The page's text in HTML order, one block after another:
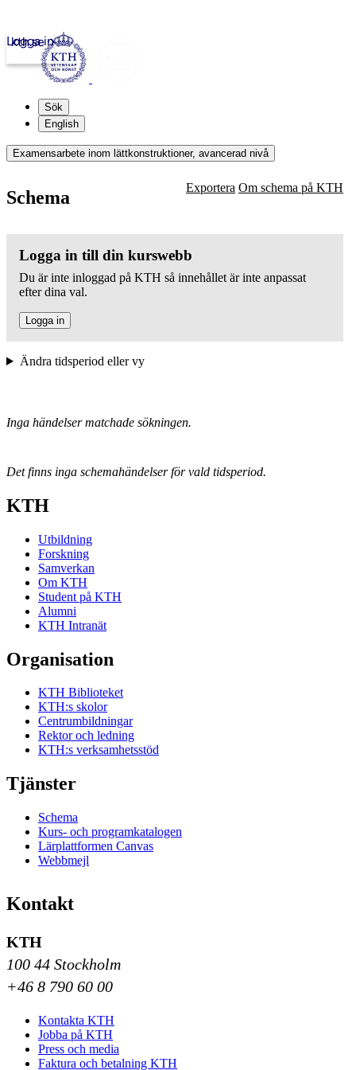
kth.se
Logga in
Sök
English
Examensarbete inom lättkonstruktioner, avancerad nivå
Schema Exportera Om schema på KTH
Logga in till din kurswebb
Du är inte inloggad på KTH så innehållet är inte anpassat
efter dina val.
Logga in
Ändra tidsperiod eller vy
Inga händelser matchade sökningen.
Det finns inga schemahändelser för vald tidsperiod.
KTH
Utbildning
Forskning
Samverkan
Om KTH
Student på KTH
Alumni
KTH Intranät
Organisation
KTH Biblioteket
KTH:s skolor
Centrumbildningar
Rektor och ledning
KTH:s verksamhetsstöd
Tjänster
Schema
Kurs- och programkatalogen
Lärplattformen Canvas
Webbmejl
Kontakt
KTH
100 44 Stockholm
+46 8 790 60 00
Kontakta KTH
Jobba på KTH
Press och media
Faktura och betalning KTH